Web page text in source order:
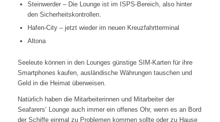
Steinwerder – Die Lounge ist im ISPS-Bereich, also hinter
den Sicherheitskontrollen.
Hafen-City – jetzt wieder im neuen Kreuzfahrtterminal
Altona
Seeleute können in den Lounges günstige SIM-Karten für ihre
Smartphones kaufen, ausländische Währungen tauschen und
Geld in die Heimat überweisen.
Natürlich haben die Mitarbeiterinnen und Mitarbeiter der
Seafarers‘ Lounge auch immer ein offenes Ohr, wenn es an Bord
der Schiffe einmal zu Problemen kommen sollte oder zu Hause